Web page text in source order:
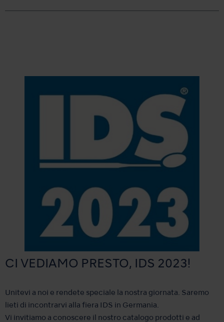
CI VEDIAMO PRESTO, IDS 2023!
Unitevi a noi e rendete speciale la nostra giornata. Saremo
lieti di incontrarvi alla fiera IDS in Germania.
Vi invitiamo a conoscere il nostro catalogo prodotti e ad